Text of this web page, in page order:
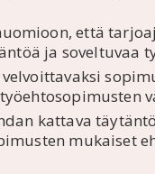
että
ja soveltuvaa
kattava
mukaiset